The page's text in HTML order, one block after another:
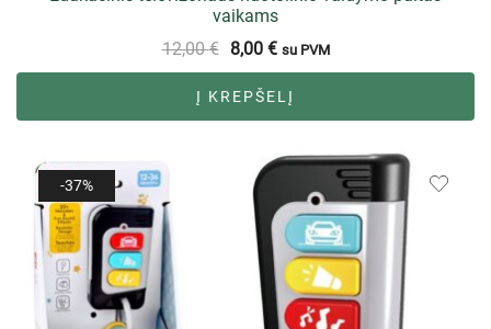
vaikams
12,00€ 8,00 € su PVM
Į KREPŠELĮ
-37%